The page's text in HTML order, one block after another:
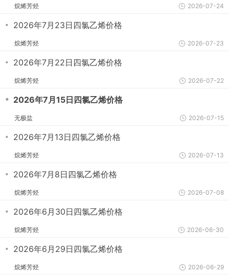
烷烯芳烃 2026-07-24
・ 2026年7月23日四氯乙烯价格
烷烯芳烃 2026-07-23
・ 2026年7月22日四氯乙烯价格
烷烯芳烃 2026-07-22
・ 2026年7月15日四氯乙烯价格
无极盐 2026-07-15
・ 2026年7月13日四氯乙烯价格
烷烯芳烃 2026-07-13
・ 2026年7月8日四氯乙烯价格
烷烯芳烃 2026-07-08
・ 2026年6月30日四氯乙烯价格
烷烯芳烃 2026-06-30
・ 2026年6月29日四氯乙烯价格
烷烯芳烃 2026-06-29